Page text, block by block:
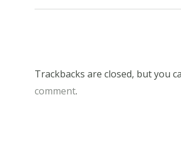
Trackbacks are closed, but you
comment.